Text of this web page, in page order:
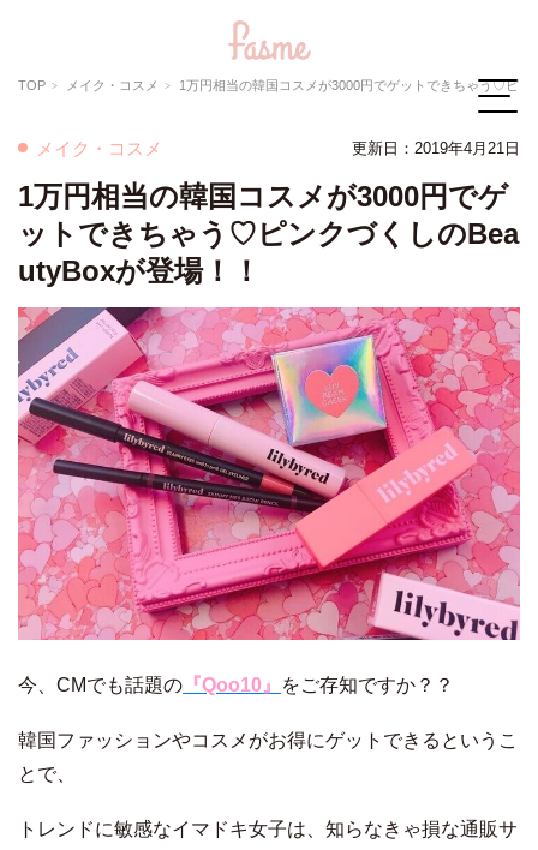
TOP メイク・コスメ 1万円相当の韓国コスメが3000円でゲットできちゃう♡ピンクづくしのBeautyBoxが登場！！
メイク・コスメ 更新日：2019年4月21日
1万円相当の韓国コスメが3000円でゲ
ットできちゃう♡ピンクづくしのBea
utyBoxが登場！！
今、CMでも話題の 『Qoo10』 をご存知ですか？？
韓国ファッションやコスメがお得にゲットできるというこ
とで、
トレンドに敏感なイマドキ女子は、知らなきゃ損な通販サ